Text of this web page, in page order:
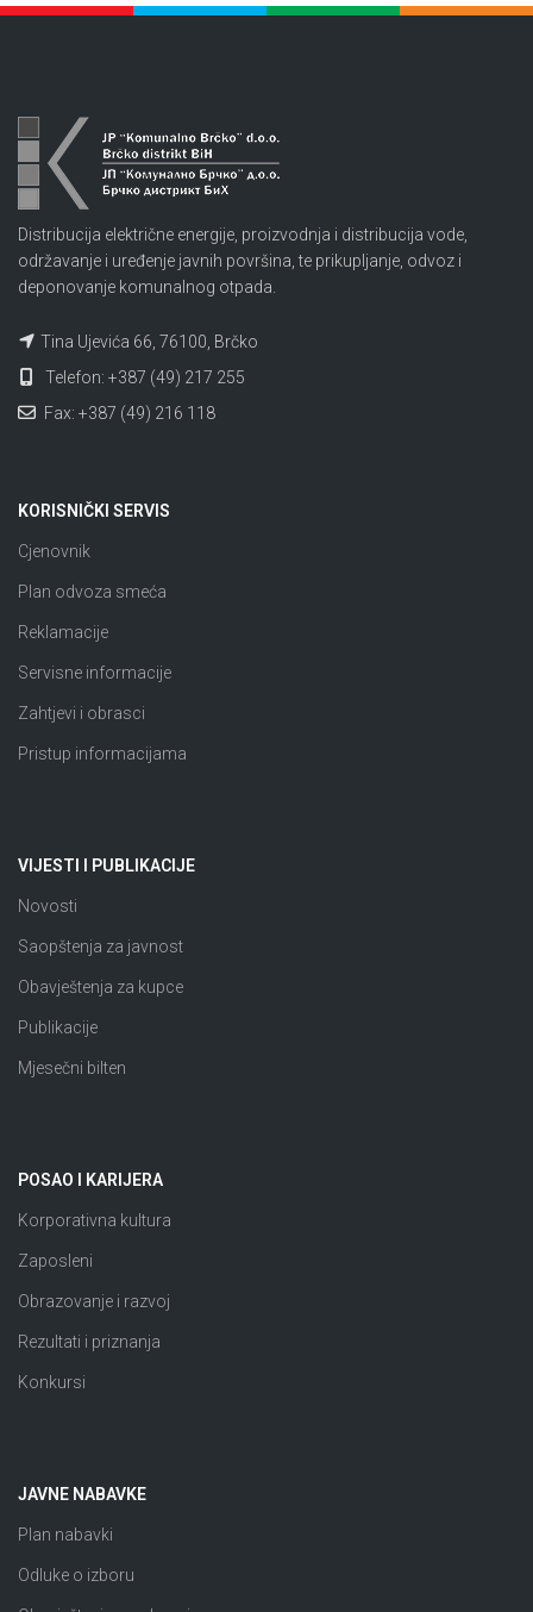
Distribucija električne energije, proizvodnja i distribucija vode,
održavanje i uređenje javnih površina, te prikupljanje, odvoz i
deponovanje komunalnog otpada.
Tina Ujevića 66, 76100, Brčko
Telefon: +387 (49) 217 255
Fax: +387 (49) 216 118
KORISNIČKI SERVIS
Cjenovnik
Plan odvoza smeća
Reklamacije
Servisne informacije
Zahtjevi i obrasci
Pristup informacijama
VIJESTI I PUBLIKACIJE
Novosti
Saopštenja za javnost
Obavještenja za kupce
Publikacije
Mjesečni bilten
POSAO I KARIJERA
Korporativna kultura
Zaposleni
Obrazovanje i razvoj
Rezultati i priznanja
Konkursi
JAVNE NABAVKE
Plan nabavki
Odluke o izboru